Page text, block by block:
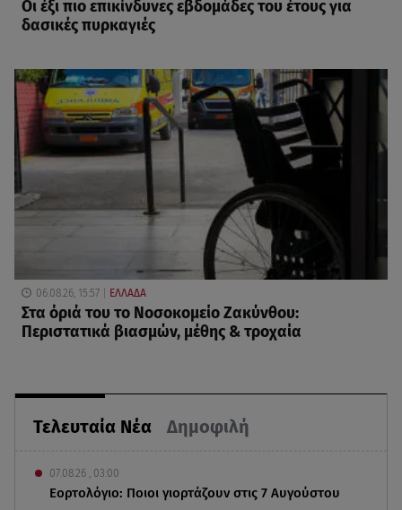
Τελευταία Νέα Δημοφιλή
07.08.26 , 03:00
Εορτολόγιο: Ποιοι γιορτάζουν στις 7 Αυγούστου
Οι έξι πιο επικίνδυνες εβδομάδες του έτους για
δασικές πυρκαγιές
06.08.26, 15:57 ΕΛΛΑΔΑ
Στα όριά του το Νοσοκομείο Ζακύνθου:
Περιστατικά βιασμών, μέθης & τροχαία